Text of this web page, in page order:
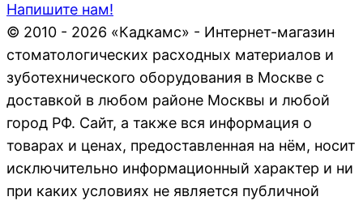
Напишите нам!
© 2010 - 2026 «Кадкамс» - Интернет-магазин
стоматологических расходных материалов и
зуботехнического оборудования в Москве с
доставкой в любом районе Москвы и любой
город РФ. Сайт, а также вся информация о
товарах и ценах, предоставленная на нём, носит
исключительно информационный характер и ни
при каких условиях не является публичной